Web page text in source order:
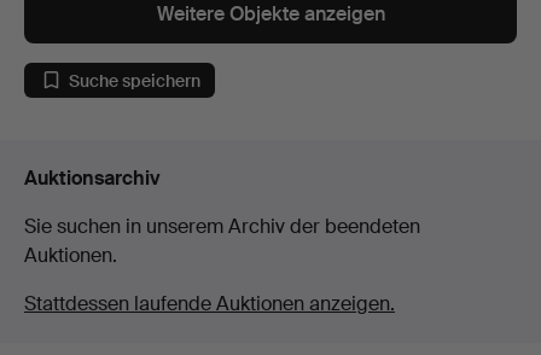
Weitere Objekte anzeigen
Suche speichern
Auktionsarchiv
Sie suchen in unserem Archiv der beendeten
Auktionen.
Stattdessen laufende Auktionen anzeigen.